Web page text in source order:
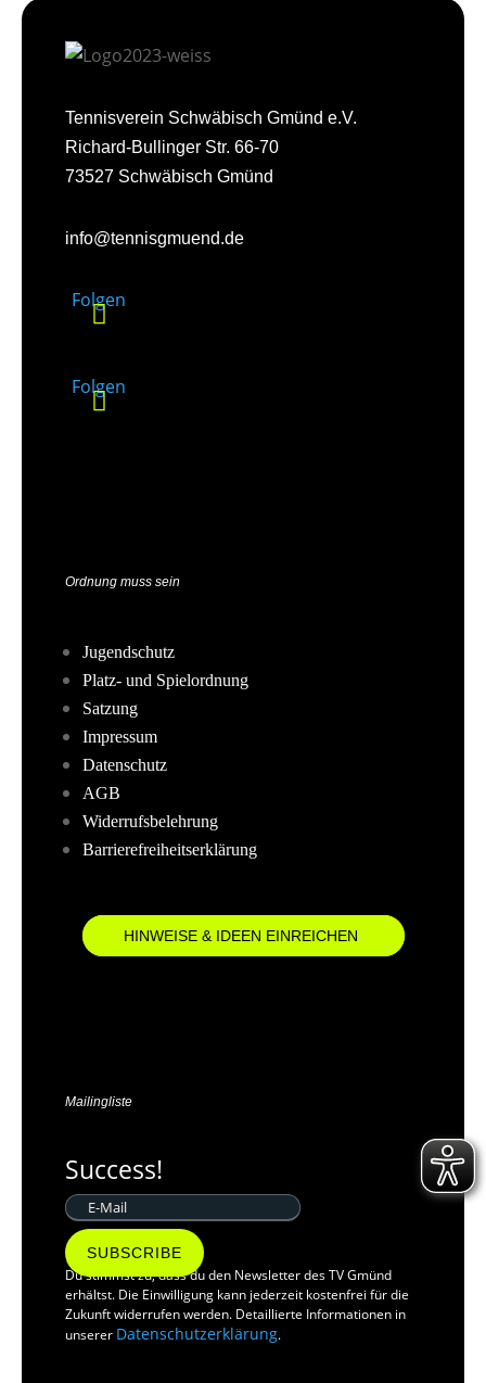
Tennisverein Schwäbisch Gmünd e.V.
Richard-Bullinger Str. 66-70
73527 Schwäbisch Gmünd
info@tennisgmuend.de
Folgen
Folgen
Ordnung muss sein
Jugendschutz
Platz- und Spielordnung
Satzung
Impressum
Datenschutz
AGB
Widerrufsbelehrung
Barrierefreiheitserklärung
HINWEISE & IDEEN EINREICHEN
Mailingliste
Success!
SUBSCRIBE
Du stimmst zu, dass du den Newsletter des TV Gmünd
erhältst. Die Einwilligung kann jederzeit kostenfrei für die
Zukunft widerrufen werden. Detaillierte Informationen in
unserer Datenschutzerklärung.